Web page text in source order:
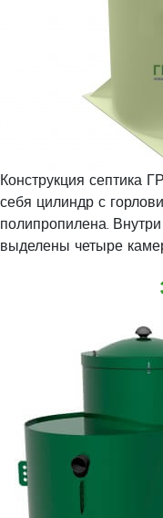
Конструкция септика
себя цилиндр с
полипропилена.
выделены четыре